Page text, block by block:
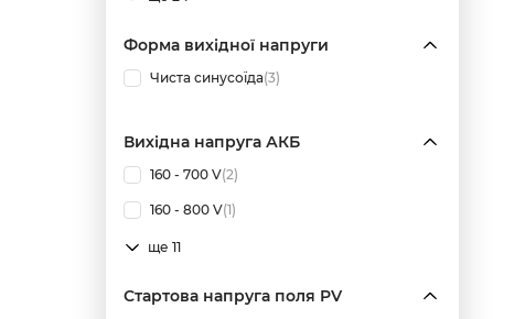
Форма вихідної напруги
Чиста синусоїда(3)
Вихідна напруга АКБ
160 - 700 V(2)
160 - 800 V(1)
ще 11
Стартова напруга поля PV